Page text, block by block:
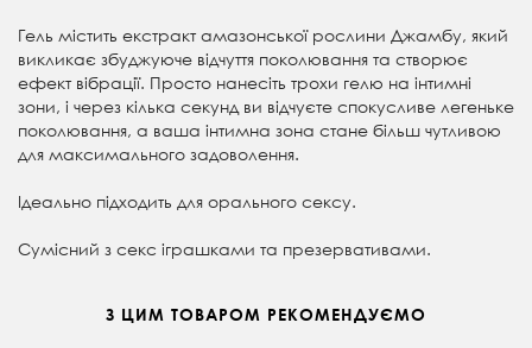
Гель містить екстракт амазонської рослини Джамбу, який
викликає збуджуюче відчуття поколювання та створює
ефект вібрації. Просто нанесіть трохи гелю на інтимні
зони, і через кілька секунд ви відчуєте спокусливе легеньке
поколювання, а ваша інтимна зона стане більш чутливою
для максимального задоволення.
Ідеально підходить для орального сексу.
Сумісний з секс іграшками та презервативами.
З ЦИМ ТОВАРОМ РЕКОМЕНДУЄМО